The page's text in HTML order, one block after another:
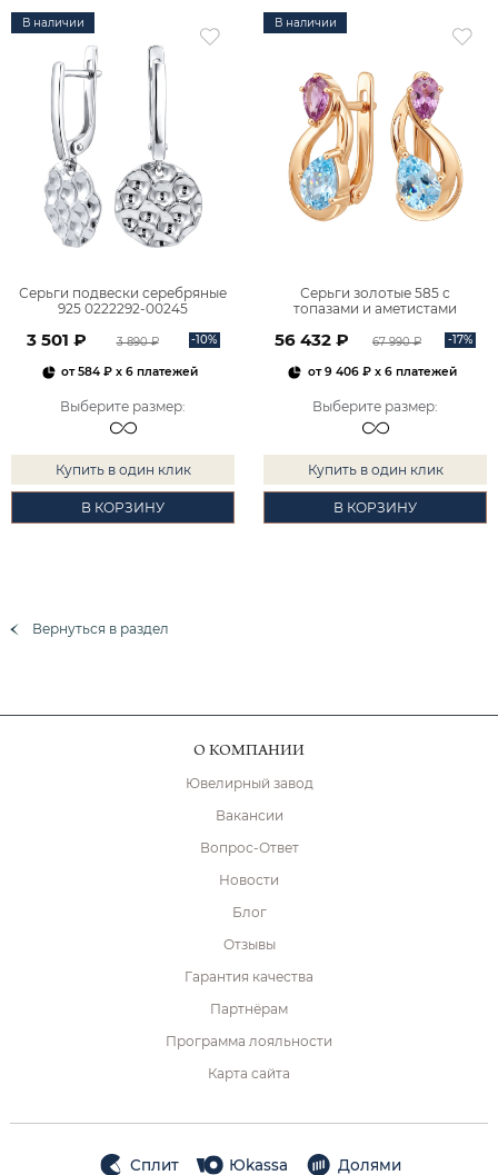
В наличии
Серьги подвески серебряные
925 0222292-00245
3 501 ₽ 3 890 ₽ -10%
от584 ₽ x 6 платежей
Выберите размер:
Купить в один клик
В КОРЗИНУ
В наличии
Серьги золотые 585 с
топазами и аметистами
56 432 ₽ 67 990 ₽ -17%
от9 406 ₽x 6 платежей
Выберите размер:
Купить в один клик
В КОРЗИНУ
Вернуться в раздел
О КОМПАНИИ
Ювелирный завод
Вакансии
Вопрос-Ответ
Новости
Блог
Отзывы
Гарантия качества
Партнёрам
Программа лояльности
Карта сайта
Сплит Юkassa Долями